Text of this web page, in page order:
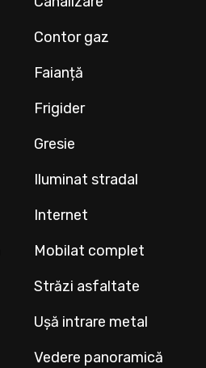
Contor gaz
Faianță
Frigider
Gresie
Iluminat stradal
Internet
Mobilat complet
Străzi asfaltate
Ușă intrare metal
Vedere panoramică